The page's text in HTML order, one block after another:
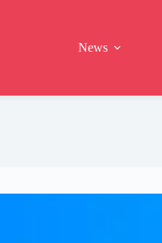
News